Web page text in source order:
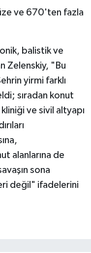
balistik ve
Zelenskiy, "Bu
yirmi farklı
sıradan konut
ve sivil altyapı
alanlarına de
sona
değil" ifadelerini